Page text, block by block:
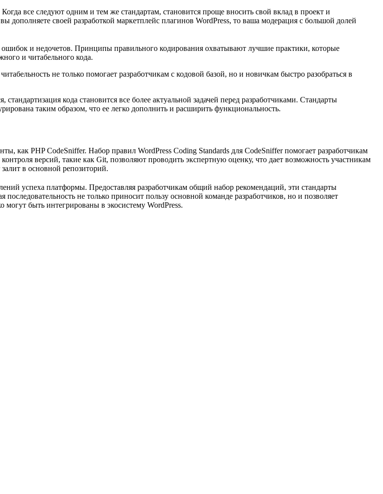
все следуют одним и тем же стандартам, становится проще вносить свой вклад в проект и
дополняете своей разработкой маркетплейс плагинов WordPress, то ваша модерация с большой долей
и недочетов. Принципы правильного кодирования охватывают лучшие практики, которые
и читабельного кода.
не только помогает разработчикам с кодовой базой, но и новичкам быстро разобраться в
кода становится все более актуальной задачей перед разработчиками. Стандарты
таким образом, что ее легко дополнить и расширить функциональность.
как PHP CodeSniffer. Набор правил WordPress Coding Standards для CodeSniffer помогает разработчикам
версий, такие как Git, позволяют проводить экспертную оценку, что дает возможность участникам
в основной репозиторий.
успеха платформы. Предоставляя разработчикам общий набор рекомендаций, эти стандарты
не только приносит пользу основной команде разработчиков, но и позволяет
могут быть интегрированы в экосистему WordPress.